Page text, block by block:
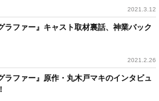
2021.3.12
ラファー』キャスト取材裏話、神業バック
2021.2.26
ラファー』原作・丸木戸マキのインタビュ